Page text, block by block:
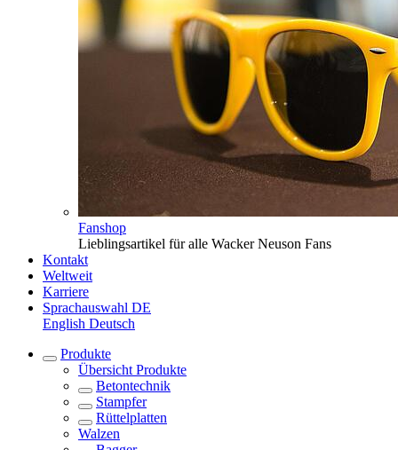
Fanshop
Lieblingsartikel für alle Wacker Neuson Fans
Kontakt
Weltweit
Karriere
Sprachauswahl DE
English Deutsch
Produkte
Übersicht Produkte
Betontechnik
Stampfer
Rüttelplatten
Walzen